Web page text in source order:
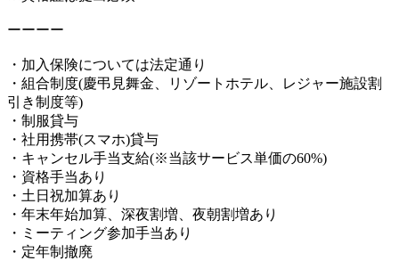
ーーーー
・加入保険については法定通り
・組合制度(慶弔見舞金、リゾートホテル、レジャー施設割
引き制度等)
・制服貸与
・社用携帯(スマホ)貸与
・キャンセル手当支給(※当該サービス単価の60%)
・資格手当あり
・土日祝加算あり
・年末年始加算、深夜割増、夜朝割増あり
・ミーティング参加手当あり
・定年制撤廃